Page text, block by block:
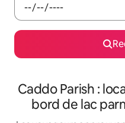
Caddo Parish :
bord de lac